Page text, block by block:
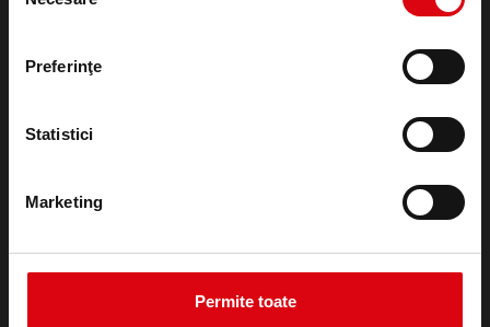
Preferinţe
Statistici
Marketing
Permite toate
Infoservice
Declarație privind protecția datelor